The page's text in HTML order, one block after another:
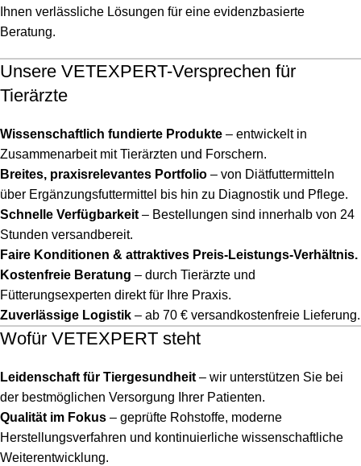
Ihnen verlässliche Lösungen für eine evidenzbasierte
Beratung.
Unsere VETEXPERT-Versprechen für
Tierärzte
Wissenschaftlich fundierte Produkte – entwickelt in
Zusammenarbeit mit Tierärzten und Forschern.
Breites, praxisrelevantes Portfolio – von Diätfuttermitteln
über Ergänzungsfuttermittel bis hin zu Diagnostik und Pflege.
Schnelle Verfügbarkeit – Bestellungen sind innerhalb von 24
Stunden versandbereit.
Faire Konditionen & attraktives Preis-Leistungs-Verhältnis.
Kostenfreie Beratung – durch Tierärzte und
Fütterungsexperten direkt für Ihre Praxis.
Zuverlässige Logistik – ab 70 € versandkostenfreie Lieferung.
Wofür VETEXPERT steht
Leidenschaft für Tiergesundheit – wir unterstützen Sie bei
der bestmöglichen Versorgung Ihrer Patienten.
Qualität im Fokus – geprüfte Rohstoffe, moderne
Herstellungsverfahren und kontinuierliche wissenschaftliche
Weiterentwicklung.